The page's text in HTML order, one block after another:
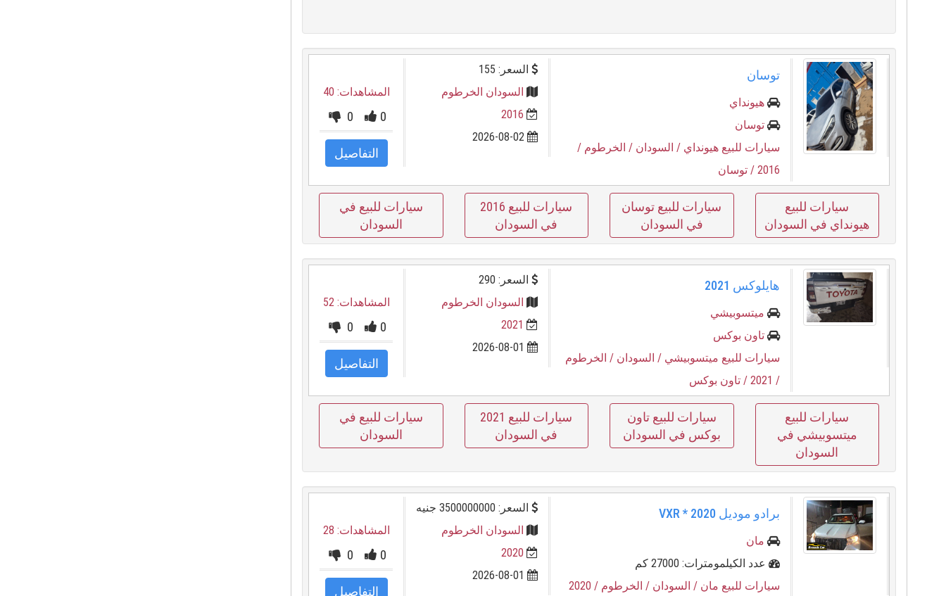
توسان
هيونداي
توسان
سيارات للبيع هيونداي / السودان / الخرطوم /
2016 / توسان
السعر: 155
السودان الخرطوم
2016
2026-08-02
المشاهدات: 40
0
0
التفاصيل
سيارات للبيع
هيونداي في السودان
سيارات للبيع توسان
في السودان
سيارات للبيع 2016
في السودان
سيارات للبيع في
السودان
هايلوكس 2021
ميتسوبيشي
تاون بوكس
سيارات للبيع ميتسوبيشي / السودان / الخرطوم
/ 2021
/ تاون بوكس
السعر: 290
السودان الخرطوم
2021
2026-08-01
المشاهدات: 52
0
0
التفاصيل
سيارات للبيع
ميتسوبيشي في
السودان
سيارات للبيع تاون
بوكس في السودان
سيارات للبيع 2021
في السودان
سيارات للبيع في
السودان
برادو موديل ⁦⁦2020⁩⁩ * ⁦⁦VXR⁩⁩
مان
عدد الكيلمومترات: 27000 كم
سيارات للبيع مان / السودان / الخرطوم / 2020
السعر: 3500000000 جنيه
السودان الخرطوم
2020
2026-08-01
المشاهدات: 28
0
0
التفاصيل